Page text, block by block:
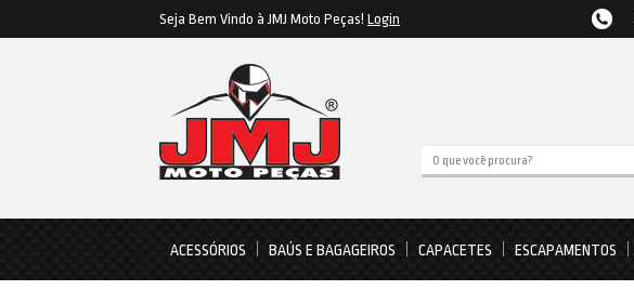
Seja Bem Vindo à JMJ Moto Peças! Login
ACESSÓRIOS BAÚS E BAGAGEIROS CAPACETES ESCAPAMENTOS